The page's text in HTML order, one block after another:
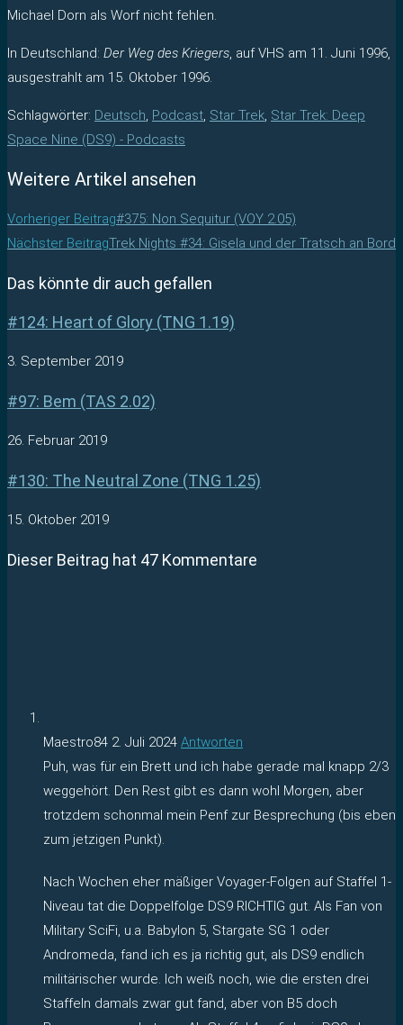
Michael Dorn als Worf nicht fehlen.
In Deutschland: Der Weg des Kriegers, auf VHS am 11. Juni 1996,
ausgestrahlt am 15. Oktober 1996.
Schlagwörter: Deutsch, Podcast, Star Trek, Star Trek: Deep
Space Nine (DS9) - Podcasts
Weitere Artikel ansehen
Vorheriger Beitrag#375: Non Sequitur (VOY 2.05)
Nächster BeitragTrek Nights #34: Gisela und der Tratsch an Bord
Das könnte dir auch gefallen
#124: Heart of Glory (TNG 1.19)
3. September 2019
#97: Bem (TAS 2.02)
26. Februar 2019
#130: The Neutral Zone (TNG 1.25)
15. Oktober 2019
Dieser Beitrag hat 47 Kommentare
Maestro84 2. Juli 2024 Antworten
Puh, was für ein Brett und ich habe gerade mal knapp 2/3
weggehört. Den Rest gibt es dann wohl Morgen, aber
trotzdem schonmal mein Penf zur Besprechung (bis eben
zum jetzigen Punkt).
Nach Wochen eher mäßiger Voyager-Folgen auf Staffel 1-
Niveau tat die Doppelfolge DS9 RICHTIG gut. Als Fan von
Military SciFi, u.a. Babylon 5, Stargate SG 1 oder
Andromeda, fand ich es ja richtig gut, als DS9 endlich
militärischer wurde. Ich weiß noch, wie die ersten drei
Staffeln damals zwar gut fand, aber von B5 doch